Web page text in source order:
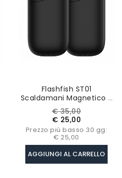
Flashfish ST01
Scaldamani Magnetico 2
In 1, Carica Rapida 3.5H,
Riscaldamento A 360°, 4
Livelli Di Riscaldamento,
3500mAh*2
Prezzo
base
€ 35,00Prezzo
€ 25,00
Prezzo più basso 30 gg:
€ 25,00
AGGIUNGI AL CARRELLO